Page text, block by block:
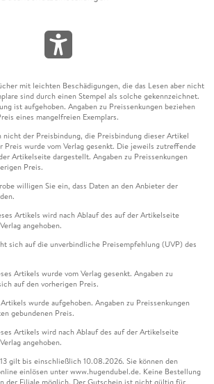
mit leichten Beschädigungen, die das Lesen aber nicht
sind durch einen Stempel als solche gekennzeichnet.
ist aufgehoben. Angaben zu Preissenkungen beziehen
eines mangelfreien Exemplars.
der Preisbindung, die Preisbindung dieser Artikel
Preis wurde vom Verlag gesenkt. Die jeweils zutreffende
Artikelseite dargestellt. Angaben zu Preissenkungen
Preis.
willigen Sie ein, dass Daten an den Anbieter der
Artikels wird nach Ablauf des auf der Artikelseite
angehoben.
sich auf die unverbindliche Preisempfehlung (UVP) des
Artikels wurde vom Verlag gesenkt. Angaben zu
auf den vorherigen Preis.
wurde aufgehoben. Angaben zu Preissenkungen
gebundenen Preis.
Artikels wird nach Ablauf des auf der Artikelseite
angehoben.
gilt bis einschließlich 10.08.2026. Sie können den
einlösen unter www.hugendubel.de. Keine Bestellung